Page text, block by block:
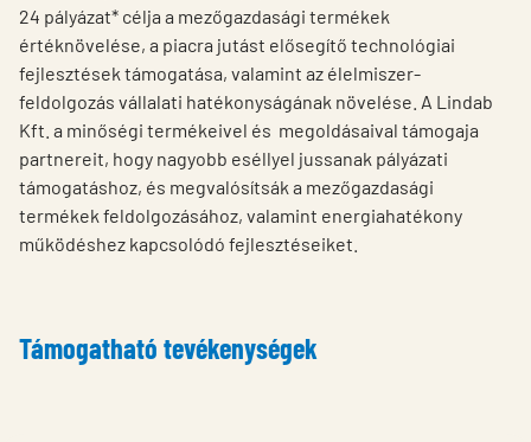
Choose languge
Hungary
24 pályázat* célja a mezőgazdasági termékek
értéknövelése, a piacra jutást elősegítő technológiai
fejlesztések támogatása, valamint az élelmiszer-
feldolgozás vállalati hatékonyságának növelése. A Lindab
Kft. a minőségi termékeivel és megoldásaival támogaja
partnereit, hogy nagyobb eséllyel jussanak pályázati
támogatáshoz, és megvalósítsák a mezőgazdasági
termékek feldolgozásához, valamint energiahatékony
működéshez kapcsolódó fejlesztéseiket.
Támogatható tevékenységek